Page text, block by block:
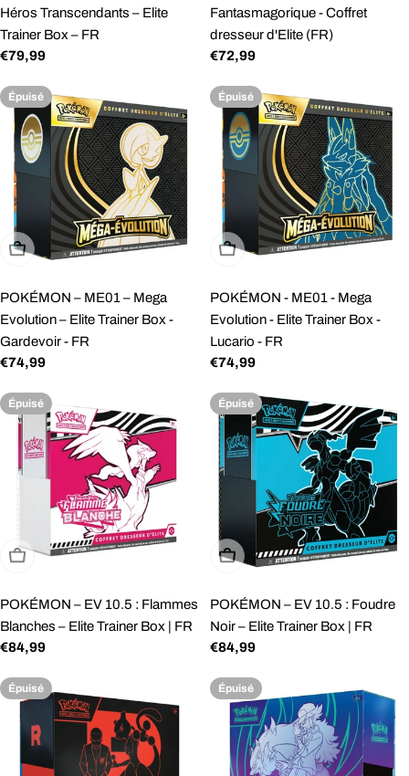
Héros Transcendants – Elite
Trainer Box – FR
Prix
régulier
€79,99
Fantasmagorique - Coffret
dresseur d'Elite (FR)
Prix
régulier
€72,99
Épuisé
Épuisé
POKÉMON – ME01 – Mega
Evolution – Elite Trainer Box -
Gardevoir - FR
Prix
régulier
€74,99
Épuisé
Épuisé
POKÉMON - ME01 - Mega
Evolution - Elite Trainer Box -
Lucario - FR
Prix
régulier
€74,99
Épuisé
Épuisé
POKÉMON – EV 10.5 : Flammes
Blanches – Elite Trainer Box | FR
Prix
régulier
€84,99
Épuisé
Épuisé
POKÉMON – EV 10.5 : Foudre
Noir – Elite Trainer Box | FR
Prix
régulier
€84,99
Épuisé Épuisé